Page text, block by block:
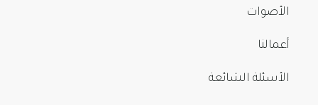
الأصوات
أعمالنا
الأسئلة الشائعة